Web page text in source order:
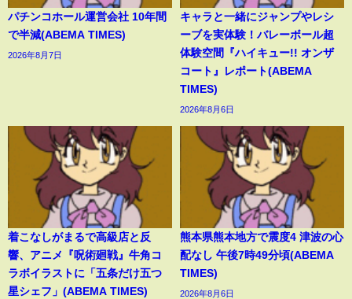
パチンコホール運営会社 10年間
で半減(ABEMA TIMES)
2026年8月7日
キャラと一緒にジャンプやレシ
ーブを実体験！バレーボール超
体験空間『ハイキュー!! オンザ
コート』レポート(ABEMA
TIMES)
2026年8月6日
着こなしがまるで高級店と反
響、アニメ『呪術廻戦』牛角コ
ラボイラストに「五条だけ五つ
星シェフ」(ABEMA TIMES)
熊本県熊本地方で震度4 津波の心
配なし 午後7時49分頃(ABEMA
TIMES)
2026年8月6日